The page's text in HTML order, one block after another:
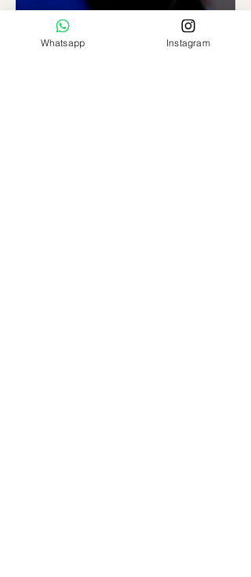
Whatsapp Instagram